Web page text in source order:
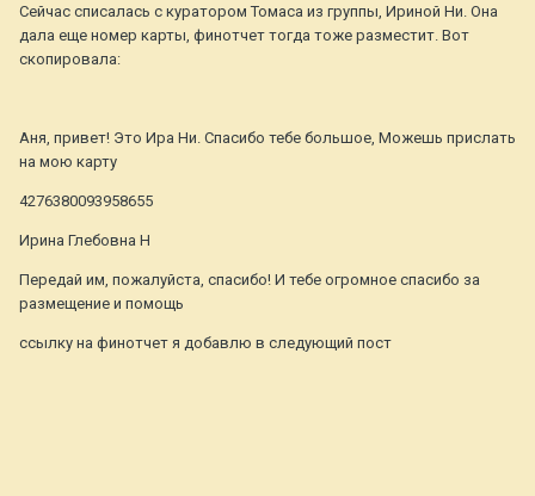
Сейчас списалась с куратором Томаса из группы, Ириной Ни. Она
дала еще номер карты, финотчет тогда тоже разместит. Вот
скопировала:
Аня, привет! Это Ира Ни. Спасибо тебе большое, Можешь прислать
на мою карту
4276380093958655
Ирина Глебовна Н
Передай им, пожалуйста, спасибо! И тебе огромное спасибо за
размещение и помощь
ссылку на финотчет я добавлю в следующий пост